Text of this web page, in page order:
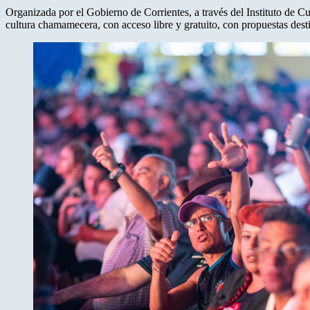
Organizada por el Gobierno de Corrientes, a través del Instituto de
cultura chamamecera, con acceso libre y gratuito, con propuestas